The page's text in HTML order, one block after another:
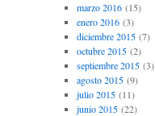
marzo 2016(15)
enero 2016(3)
diciembre 2015(7)
octubre 2015(2)
septiembre 2015(3)
agosto 2015(9)
julio 2015(11)
junio 2015(22)